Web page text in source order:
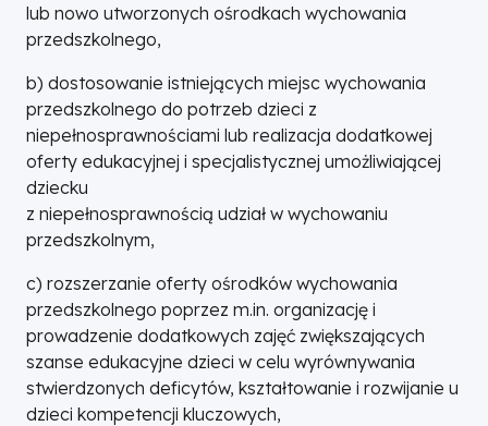
lub nowo utworzonych ośrodkach wychowania
przedszkolnego,
b) dostosowanie istniejących miejsc wychowania
przedszkolnego do potrzeb dzieci z
niepełnosprawnościami lub realizacja dodatkowej
oferty edukacyjnej i specjalistycznej umożliwiającej
dziecku
z niepełnosprawnością udział w wychowaniu
przedszkolnym,
c) rozszerzanie oferty ośrodków wychowania
przedszkolnego poprzez m.in. organizację i
prowadzenie dodatkowych zajęć zwiększających
szanse edukacyjne dzieci w celu wyrównywania
stwierdzonych deficytów, kształtowanie i rozwijanie u
dzieci kompetencji kluczowych,